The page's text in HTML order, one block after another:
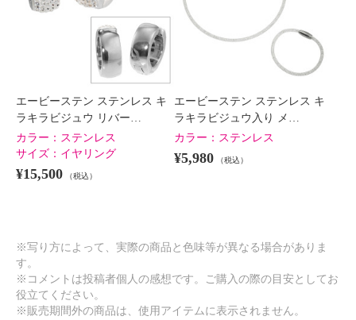
エービーステン ステンレス キ
ラキラビジュウ リバー…
カラー： ステンレス
サイズ： イヤリング
¥15,500 （税込）
エービーステン ステンレス キ
ラキラビジュウ入り メ…
カラー： ステンレス
¥5,980 （税込）
※写り方によって、実際の商品と色味等が異なる場合がありま
す。
※コメントは投稿者個人の感想です。ご購入の際の目安としてお
役立てください。
※販売期間外の商品は、使用アイテムに表示されません。